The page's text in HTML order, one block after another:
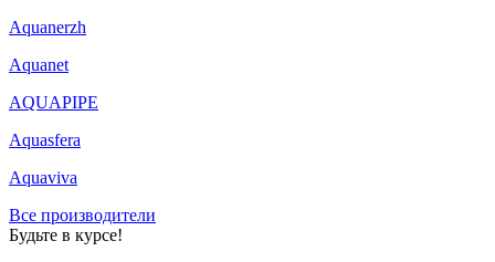
Aquanerzh
Aquanet
AQUAPIPE
Aquasfera
Aquaviva
Все производители
Будьте в курсе!